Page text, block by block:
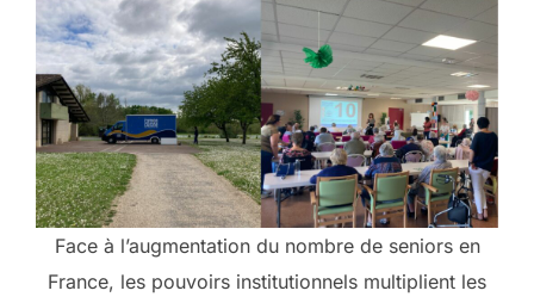
Face à l’augmentation du nombre de seniors en
France, les pouvoirs institutionnels multiplient les